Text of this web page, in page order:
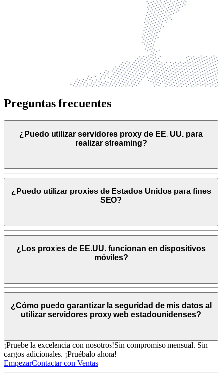
Preguntas frecuentes
¿Puedo utilizar servidores proxy de EE. UU. para
realizar streaming?
¿Puedo utilizar proxies de Estados Unidos para fines
SEO?
¿Los proxies de EE.UU. funcionan en dispositivos
móviles?
¿Cómo puedo garantizar la seguridad de mis datos al
utilizar servidores proxy web estadounidenses?
¡Pruebe la excelencia con nosotros!Sin compromiso mensual. Sin
cargos adicionales. ¡Pruébalo ahora!
EmpezarContactar con Ventas